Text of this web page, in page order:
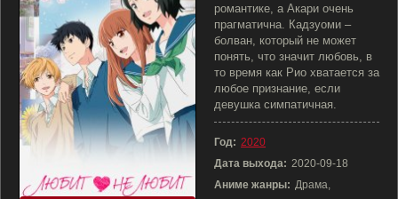
романтике, а Акари очень
прагматична. Кадзуоми –
болван, который не может
понять, что значит любовь, в
то время как Рио хватается за
любое признание, если
девушка симпатичная.
Год: 2020
Дата выхода: 2020-09-18
Аниме жанры: Драма,